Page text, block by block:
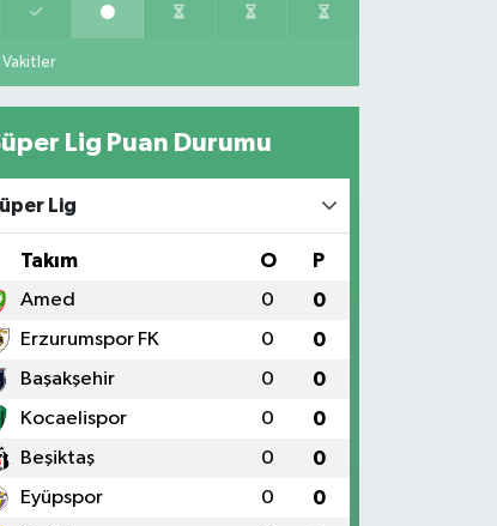
Vakitler
Lig Puan Durumu
Lig
Takım O P
Amed 0 0
Erzurumspor FK 0 0
Başakşehir 0 0
Kocaelispor 0 0
Beşiktaş 0 0
Eyüpspor 0 0